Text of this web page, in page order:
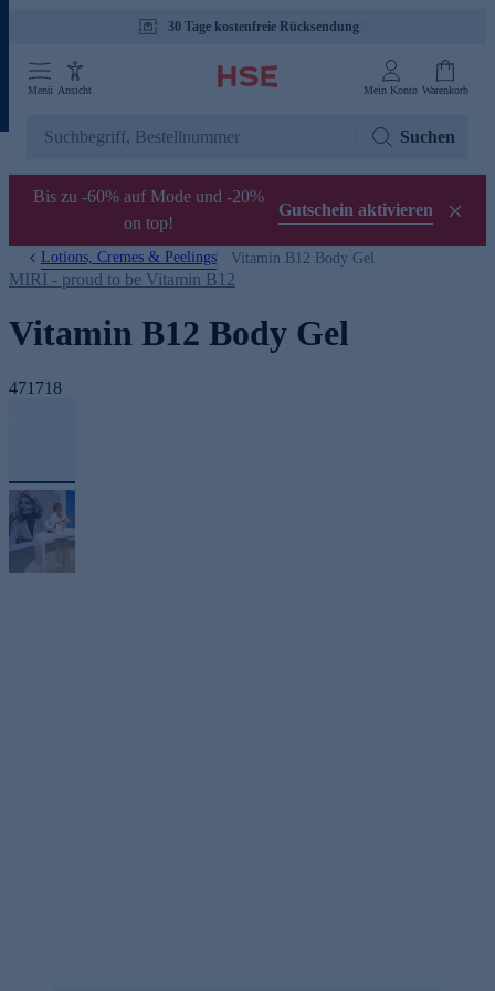
30 Tage kostenfreie Rücksendung
Menü Ansicht Mein Konto Warenkorb
Suchen
Bis zu -60% auf Mode und -20%
on top!
Gutschein aktivieren
Lotions, Cremes & Peelings Vitamin B12 Body Gel
MIRI - proud to be Vitamin B12
Vitamin B12 Body Gel
471718